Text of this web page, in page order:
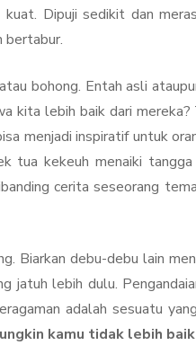
Dipuji sedikit dan
bertabur.
bohong. Entah asli
kita lebih baik dari mereka?
menjadi inspiratif untuk
tua kekeuh menaiki
cerita seseorang
Biarkan debu-debu lain
jatuh lebih dulu.
adalah sesuatu
kamu tidak lebih